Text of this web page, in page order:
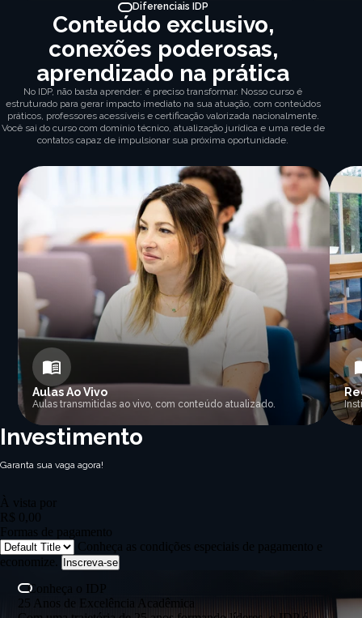
Diferenciais IDP
Conteúdo exclusivo,
conexões poderosas,
aprendizado na prática
No IDP, não basta aprender: é preciso transformar. Nosso curso é
estruturado para gerar impacto imediato na sua atuação, com conteúdos
práticos, professores acessíveis e certificação valorizada nacionalmente.
Você sai do curso com domínio técnico, atualização jurídica e uma rede de
contatos capaz de impulsionar sua próxima oportunidade.
Aulas Ao Vivo
Aulas transmitidas ao vivo, com conteúdo atualizado.
Investimento
Garanta sua vaga agora!
À vista por
R$ 0,00
Formas de pagamento
Conheça as condições especiais de pagamento e
economize.
Inscreva-se
Conheça o IDP
25 Anos de Excelência Acadêmica